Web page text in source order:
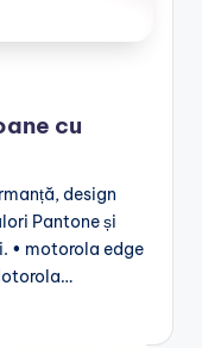
cu
design
Pantone și
• motorola edge